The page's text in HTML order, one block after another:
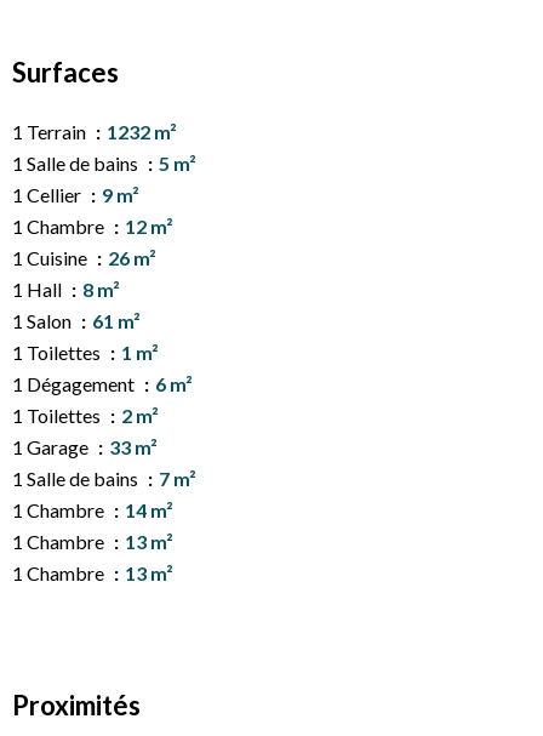
Surfaces
1 Terrain
1232 m²
1 Salle de bains
5 m²
1 Cellier
9 m²
1 Chambre
12 m²
1 Cuisine
26 m²
1 Hall
8 m²
1 Salon
61 m²
1 Toilettes
1 m²
1 Dégagement
6 m²
1 Toilettes
2 m²
1 Garage
33 m²
1 Salle de bains
7 m²
1 Chambre
14 m²
1 Chambre
13 m²
1 Chambre
13 m²
Proximités